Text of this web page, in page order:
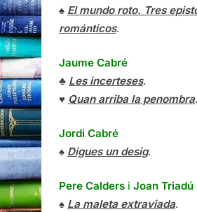
♠ El mundo roto. Tres
románticos.
Jaume Cabré
♣ Les incerteses.
♥ Quan arriba la penombra.
Jordi Cabré
♠ Digues un desig.
Pere Calders i Joan Triadú
♠ La maleta extraviada.